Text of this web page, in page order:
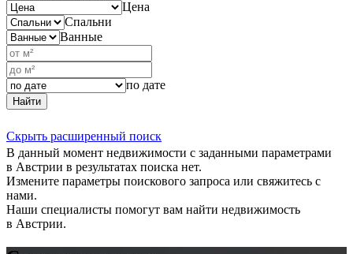
Цена
Спальни
Ванные
по дате
Найти
Скрыть расширенный поиск
В данный момент недвижимости с заданными параметрами
в Австрии в результатах поиска нет.
Измените параметры поискового запроса или свяжитесь с
нами.
Наши специалисты помогут вам найти недвижимость
в Австрии.